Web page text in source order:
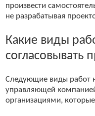
произвести
не разрабатывая
Какие виды
согласовывать
Следующие виды работ
управляющей
организациями,